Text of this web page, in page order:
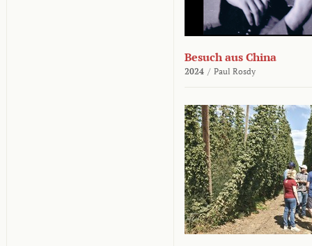
Besuch aus China
2024 / Paul Rosdy